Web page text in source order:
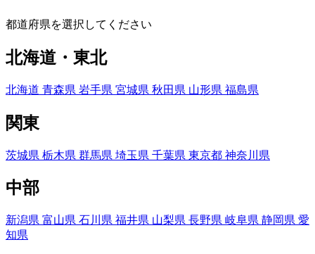
都道府県を選択してください
北海道・東北
北海道 青森県 岩手県 宮城県 秋田県 山形県 福島県
関東
茨城県 栃木県 群馬県 埼玉県 千葉県 東京都 神奈川県
中部
新潟県 富山県 石川県 福井県 山梨県 長野県 岐阜県 静岡県 愛
知県